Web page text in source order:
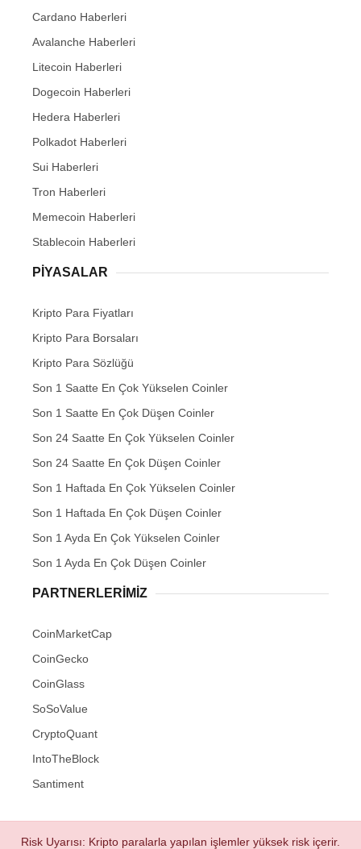
Cardano Haberleri
Avalanche Haberleri
Litecoin Haberleri
Dogecoin Haberleri
Hedera Haberleri
Polkadot Haberleri
Sui Haberleri
Tron Haberleri
Memecoin Haberleri
Stablecoin Haberleri
PIYASALAR
Kripto Para Fiyatları
Kripto Para Borsaları
Kripto Para Sözlüğü
Son 1 Saatte En Çok Yükselen Coinler
Son 1 Saatte En Çok Düşen Coinler
Son 24 Saatte En Çok Yükselen Coinler
Son 24 Saatte En Çok Düşen Coinler
Son 1 Haftada En Çok Yükselen Coinler
Son 1 Haftada En Çok Düşen Coinler
Son 1 Ayda En Çok Yükselen Coinler
Son 1 Ayda En Çok Düşen Coinler
PARTNERLERIMIZ
CoinMarketCap
CoinGecko
CoinGlass
SoSoValue
CryptoQuant
IntoTheBlock
Santiment
Risk Uyarısı: Kripto paralarla yapılan işlemler yüksek risk içerir.